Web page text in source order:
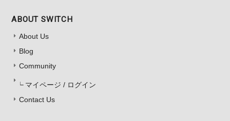
ABOUT SWITCH
About Us
Blog
Community
マイページ / ログイン
Contact Us